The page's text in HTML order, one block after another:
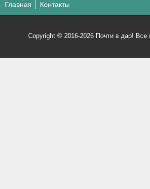
Главная Контакты
Copyright © 2016-2026 Почти в дар!